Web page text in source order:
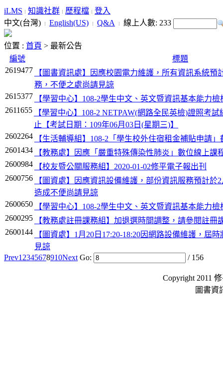
iLMS 知識社群 歷程檔
登入
中文(台灣)
English(US) Q&A 線上人數: 233
位置 : 首頁 > 最新公告
編號
標題
2619477
【圖書資訊處】因應校園電力維護，所有資訊系統預
務，不便之處尚請見諒
2615377
【學習中心】108-2學生中文、英文暨資訊基本能力
2611655
【學習中心】108-2 NETPAW(網路全民英檢)證照考試
止【考試日期：109年06月03日(星期三)】
2602264
【生活輔導組】108-2「學生校外住宿租金補貼申請」
2601434
【教務處】因應「嚴重特殊傳染性肺炎」數位線上課
2600984
【校友暨公關服務組】2020-01-02修平電子報出刊
2600756
【圖資處】因應資訊設備維護，部份資訊服務預計於
造成不便尚請見諒
2600650
【學習中心】108-2學生中文、英文暨資訊基本能力
2600295
【教務處註冊課務組】加退選時間調整，請參閱註冊
2600144
【圖資處】1月20日17:20-18:20因網路設備維護，屆
見諒
Prev1 2345678910Next Go: / 156
Copyright 2011
圖書資